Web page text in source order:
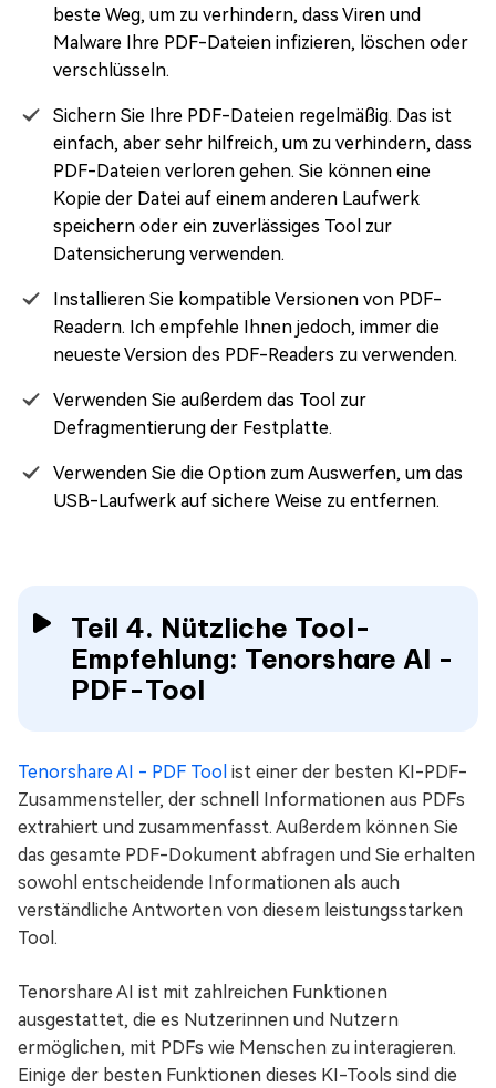
beste Weg, um zu verhindern, dass Viren und
Malware Ihre PDF-Dateien infizieren, löschen oder
verschlüsseln.
Sichern Sie Ihre PDF-Dateien regelmäßig. Das ist
einfach, aber sehr hilfreich, um zu verhindern, dass
PDF-Dateien verloren gehen. Sie können eine
Kopie der Datei auf einem anderen Laufwerk
speichern oder ein zuverlässiges Tool zur
Datensicherung verwenden.
Installieren Sie kompatible Versionen von PDF-
Readern. Ich empfehle Ihnen jedoch, immer die
neueste Version des PDF-Readers zu verwenden.
Verwenden Sie außerdem das Tool zur
Defragmentierung der Festplatte.
Verwenden Sie die Option zum Auswerfen, um das
USB-Laufwerk auf sichere Weise zu entfernen.
Teil 4. Nützliche Tool-
Empfehlung: Tenorshare AI -
PDF-Tool
Tenorshare AI - PDF Tool ist einer der besten KI-PDF-
Zusammensteller, der schnell Informationen aus PDFs
extrahiert und zusammenfasst. Außerdem können Sie
das gesamte PDF-Dokument abfragen und Sie erhalten
sowohl entscheidende Informationen als auch
verständliche Antworten von diesem leistungsstarken
Tool.
Tenorshare AI ist mit zahlreichen Funktionen
ausgestattet, die es Nutzerinnen und Nutzern
ermöglichen, mit PDFs wie Menschen zu interagieren.
Einige der besten Funktionen dieses KI-Tools sind die